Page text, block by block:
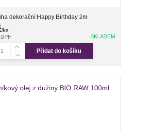
dekorační Happy Birthday 2m
/ks
SKLADEM
Přidat do košíku